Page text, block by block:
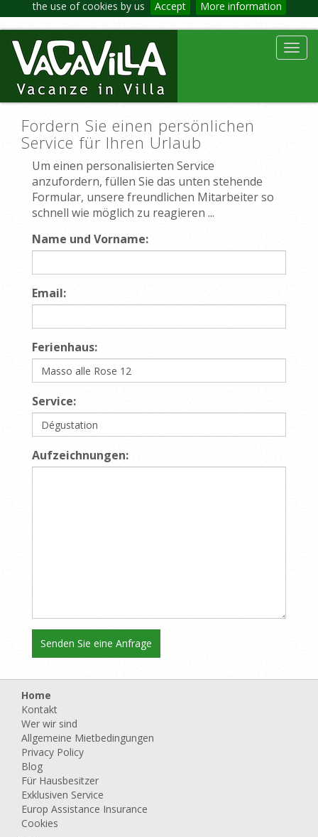
the use of cookies by us Accept More information
Fordern Sie einen persönlichen
Service für Ihren Urlaub
Um einen personalisierten Service
anzufordern, füllen Sie das unten stehende
Formular, unsere freundlichen Mitarbeiter so
schnell wie möglich zu reagieren ...
Name und Vorname:
Email:
Ferienhaus:
Service:
Aufzeichnungen:
Home
Kontakt
Wer wir sind
Allgemeine Mietbedingungen
Privacy Policy
Blog
Für Hausbesitzer
Exklusiven Service
Europ Assistance Insurance
Cookies